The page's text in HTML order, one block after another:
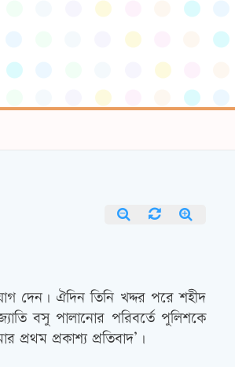
দেন। ঐদিন তিনি খদ্দর পরে শহীদ
বসু পালানোর পরিবর্তে পুলিশকে
প্রকাশ্য প্রতিবাদ’।